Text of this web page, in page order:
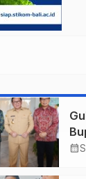
calendar_month